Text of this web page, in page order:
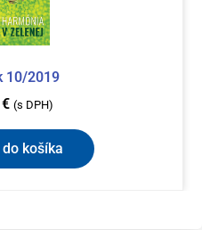
10/2019
€ (s DPH)
košíka